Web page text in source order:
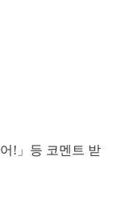
!」등 코멘트 받